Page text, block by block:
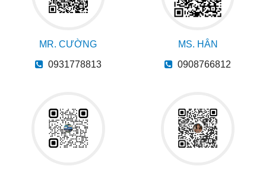
MR. CƯỜNG
0931778813
MS. HÂN
0908766812